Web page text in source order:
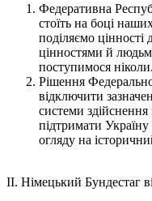
Федеративна
стоїть на боці
поділяємо
цінностями й
поступимося ніколи.
Рішення
відключити
системи
підтримати
огляду на
II. Німецький Бундестаг